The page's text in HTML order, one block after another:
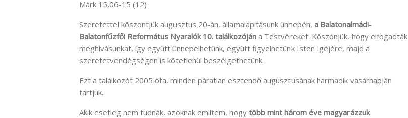
Márk 15,06-15 (12)
Szeretettel köszöntjük augusztus 20-án, államalapításunk ünnepén, a Balatonalmádi-
Balatonfűzfői Református Nyaralók 10. találkozóján a Testvéreket. Köszönjük, hogy elfogadták
meghívásunkat, így együtt ünnepelhetünk, együtt figyelhetünk Isten Igéjére, majd a
szeretetvendégségen is kötetlenül beszélgethetünk.
Ezt a találkozót 2005 óta, minden páratlan esztendő augusztusának harmadik vasárnapján
tartjuk.
Akik esetleg nem tudnák, azoknak említem, hogy több mint három éve magyarázzuk